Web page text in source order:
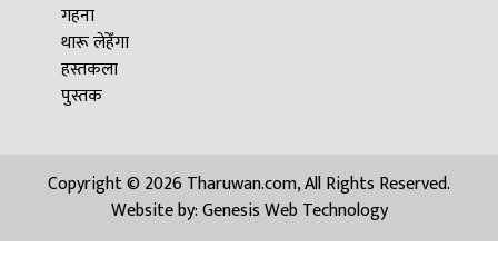
गहना
थारू लेहेँगा
हस्तकला
पुस्तक
Copyright © 2026 Tharuwan.com, All Rights Reserved.
Website by:Genesis Web Technology